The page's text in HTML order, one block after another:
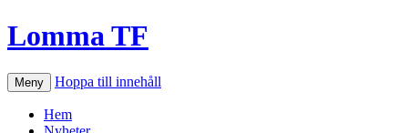
Lomma TF
Meny Hoppa till innehåll
Hem